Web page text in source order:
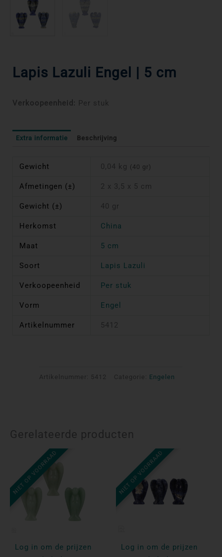
Lapis Lazuli Engel | 5 cm
Verkoopeenheid: Per stuk
Extra informatie Beschrijving
Gewicht 0,04 kg (40 gr)
Afmetingen (±) 2 x 3,5 x 5 cm
Gewicht (±) 40 gr
Herkomst China
Maat 5 cm
Soort Lapis Lazuli
Verkoopeenheid Per stuk
Vorm Engel
Artikelnummer 5412
Artikelnummer: 5412 Categorie: Engelen
Gerelateerde producten
NIET OP VOORRAAD
Log in om de prijzen
NIET OP VOORRAAD
Log in om de prijzen